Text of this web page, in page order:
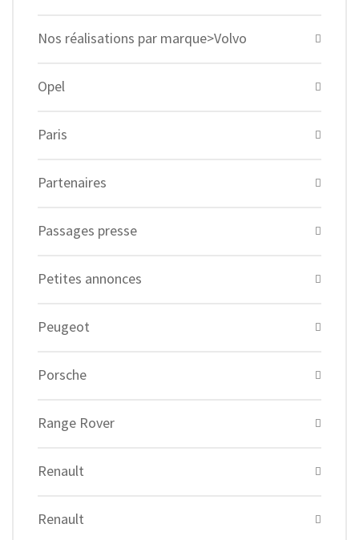
Nos réalisations par marque>Volvo
Opel
Paris
Partenaires
Passages presse
Petites annonces
Peugeot
Porsche
Range Rover
Renault
Renault